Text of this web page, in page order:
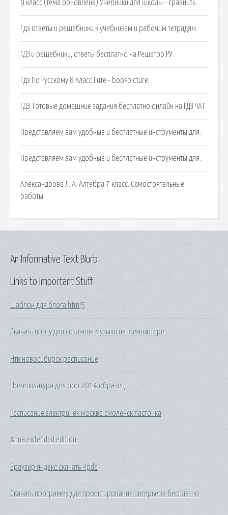
9 класс (тема обновлена) Учебники для школы - сравнить.
Гдз ответы и решебники к учебникам и рабочим тетрадям.
ГДЗ и решебники, ответы бесплатно на Решатор.РУ.
Гдз По Русскому 8 Класс Гите - bookpicture.
ГДЗ: Готовые домашние задания бесплатно онлайн на ГДЗ ЧАТ.
Представляем вам удобные и бесплатные инструменты для.
Представляем вам удобные и бесплатные инструменты для.
Александрова Л. А. Алгебра 7 класс. Самостоятельные
работы.
Links to Important Stuff
Шаблон для блога html5
Скачать прогу для создания музыки на компьютере
Нтв новосибирск расписание
Номенклатура дел ооо 2014 образец
Расписание электричек москва смоленск ласточка
Anna extended edition
Браузер яндекс скачать 4pda
Скачать программу для проектирования интерьера бесплатно
An Informative Text Blurb